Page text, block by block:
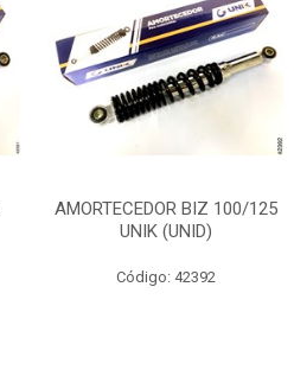
AMORTECEDOR BIZ 100/125
UNIK (UNID)
Código: 42392